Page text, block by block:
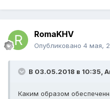
RomaKHV
Опубликовано 4 мая,
В 03.05.2018 в 10:35,
Каким образом